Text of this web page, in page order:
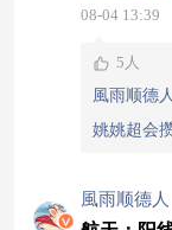
08-04 13:39
5人
風雨顺德人
姚姚超会
風雨顺德人